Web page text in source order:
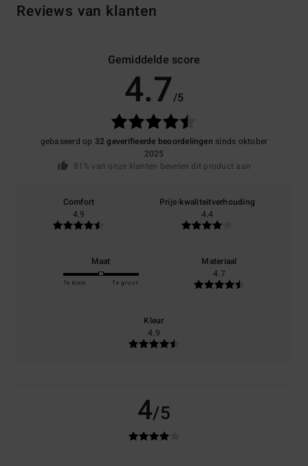
Reviews van klanten
Gemiddelde score
4.7/5
gebaseerd op 32 geverifieerde beoordelingen sinds oktober
2025
81% van onze klanten bevelen dit product aan
Comfort
4.9
Prijs-kwaliteitverhouding
4.4
Maat
Te klein Te groot
Materiaal
4.7
Kleur
4.9
4/5